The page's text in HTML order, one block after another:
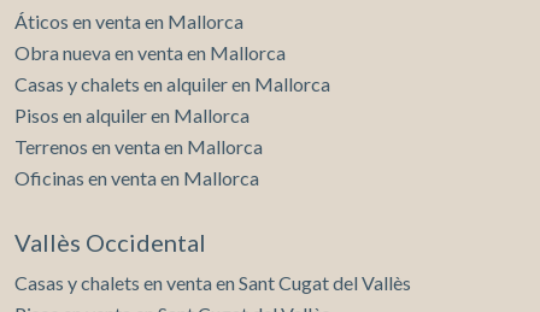
Áticos en venta en Mallorca
Obra nueva en venta en Mallorca
Casas y chalets en alquiler en Mallorca
Pisos en alquiler en Mallorca
Terrenos en venta en Mallorca
Oficinas en venta en Mallorca
Vallès Occidental
Casas y chalets en venta en Sant Cugat del Vallès